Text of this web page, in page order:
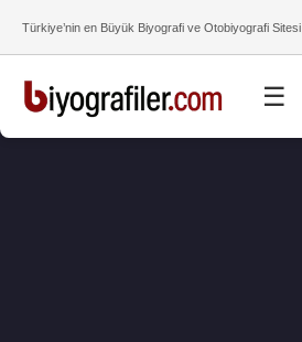
Türkiye’nin en Büyük Biyografi ve Otobiyografi Sitesi
☰